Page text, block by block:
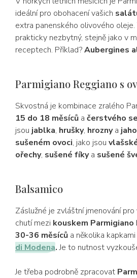
ideální pro obohacení vašich
extra panenského olivového
prakticky nezbytný, stejně jako v
receptech. Příklad?Aubergines
Parmigiano Reggiano s
Skvostná je kombinace zralého
15 do 18 měsíců a čerstvého
jsou jablka, hrušky, hroznya
sušeném ovoci, jako jsou
ořechy, sušené fíkya sušené
Balsamico
Záslužné je zvláštní jmenování
chutí mezi kouskem
30-36 měsíců a několika kapkami
di Modena.Je to nutnost
Je třeba podrobně zpracovat